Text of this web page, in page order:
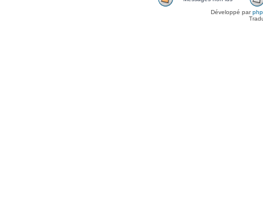
Développé par